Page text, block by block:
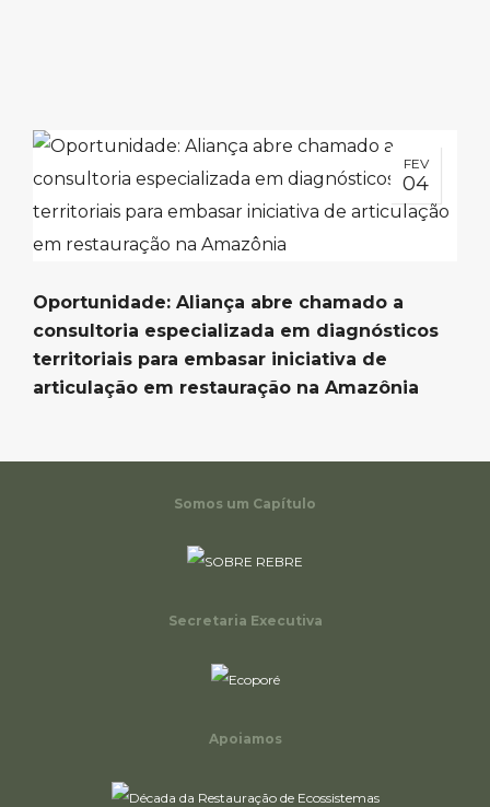
FEV
04
Oportunidade: Aliança abre chamado a
consultoria especializada em diagnósticos
territoriais para embasar iniciativa de
articulação em restauração na Amazônia
Somos um Capítulo
Secretaria Executiva
Apoiamos